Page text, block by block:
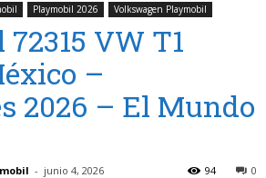
Playmobil 2026 Volkswagen Playmobil
VW T1
–
2026 – El Mundo
- junio 4, 2026 0
94